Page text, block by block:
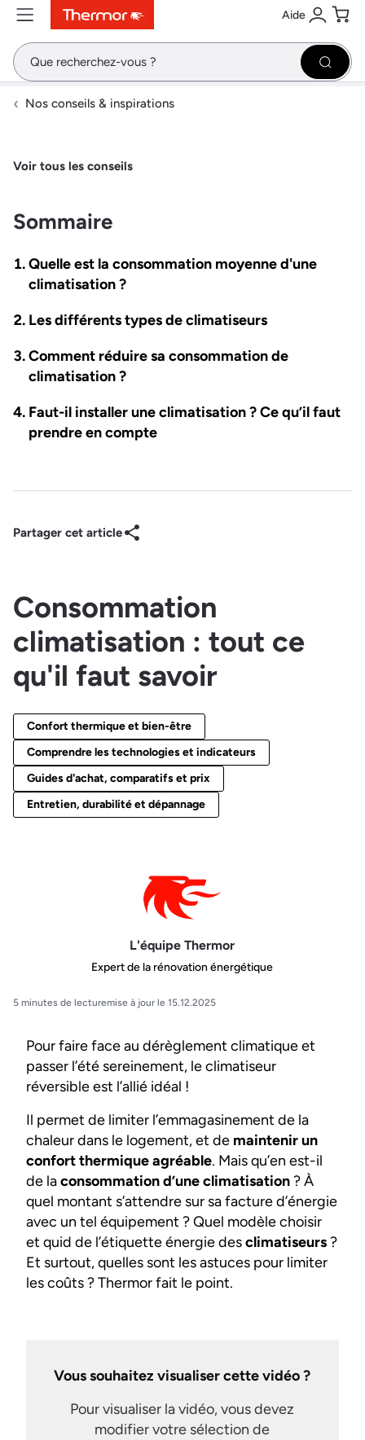
ContenuMenuRecherche Aide
Se
Nos conseils & inspirations
Voir tous les conseils
Sommaire
Quelle est la consommation moyenne d'une
climatisation ?
Les différents types de climatiseurs
Comment réduire sa consommation de
climatisation ?
Faut-il installer une climatisation ? Ce qu’il faut
prendre en compte
Partager cet article
Consommation
climatisation : tout ce
qu'il faut savoir
Confort thermique et bien-être
Comprendre les technologies et indicateurs
Guides d'achat, comparatifs et prix
Entretien, durabilité et dépannage
L'équipe Thermor
Expert de la rénovation énergétique
5 minutes de lecturemise à jour le 15.12.2025
Pour faire face au dérèglement climatique et
passer l’été sereinement, le climatiseur
réversible est l’allié idéal !
Il permet de limiter l’emmagasinement de la
chaleur dans le logement, et de maintenir un
confort thermique agréable. Mais qu’en est-il
de laconsommation d’une climatisation? À
quel montant s’attendre sur sa facture d’énergie
avec un tel équipement ? Quel modèle choisir
et quid de l’étiquette énergie desclimatiseurs?
Et surtout, quelles sont les astuces pour limiter
les coûts ? Thermor fait le point.
Vous souhaitez visualiser cette vidéo ?
Pour visualiser la vidéo, vous devez
modifier votre sélection de